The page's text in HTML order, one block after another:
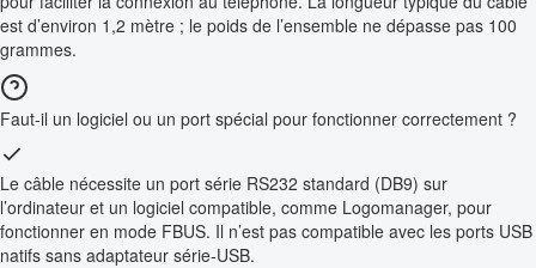
est d’environ 1,2 mètre ; le poids de l’ensemble ne dépasse pas 100
grammes.
Faut-il un logiciel ou un port spécial pour fonctionner correctement ?
Le câble nécessite un port série RS232 standard (DB9) sur
l’ordinateur et un logiciel compatible, comme Logomanager, pour
fonctionner en mode FBUS. Il n’est pas compatible avec les ports USB
natifs sans adaptateur série-USB.